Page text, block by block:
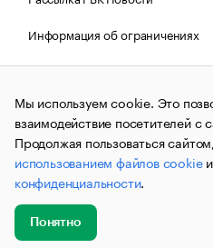
Информация об ограничениях
Правовая информация
О
© АО
и материалы информационного
(зарегистрировано
связи, информационных
коммуникаций (Роскомнадзор)
№ФС77-63848) сопровождаются
публикации могут содержать
не предназначенную для
до 18 лет.
Мы используем cookie. Это
взаимодействие посетителей с
Продолжая пользоваться
использованием файлов cookieи
конфиденциальности.
Понятно